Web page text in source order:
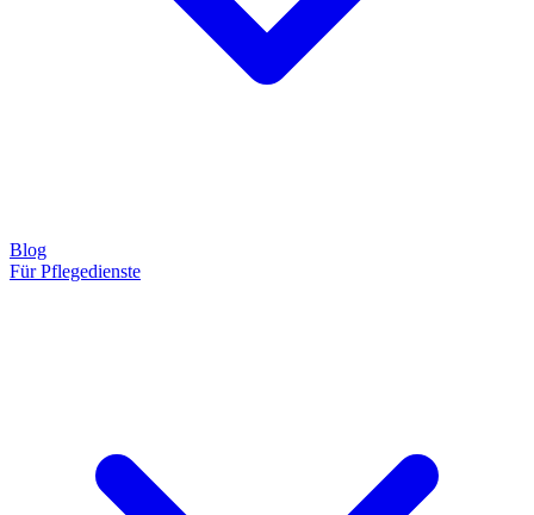
Blog
Für Pflegedienste